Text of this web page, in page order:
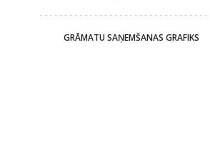
GRĀMATU SAŅEMŠANAS GRAFIKS